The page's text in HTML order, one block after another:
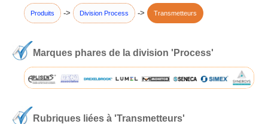
Produits -> Division Process -> Transmetteurs
Marques phares de la division 'Process'
Rubriques liées à 'Transmetteurs'